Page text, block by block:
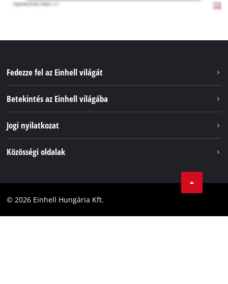
Fedezze fel az Einhell világát
Betekintés az Einhell világába
Az Einhell világszerte
Jogi nyilatkozat
Akadálymentesítési Nyilatkozat
Közösségi oldalak
Facebook
© 2026 Einhell Hungária Kft.